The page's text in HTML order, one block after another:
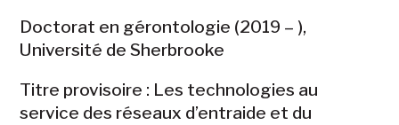
Doctorat en gérontologie (2019 – ),
Université de Sherbrooke
Titre provisoire : Les technologies au
service des réseaux d’entraide et du